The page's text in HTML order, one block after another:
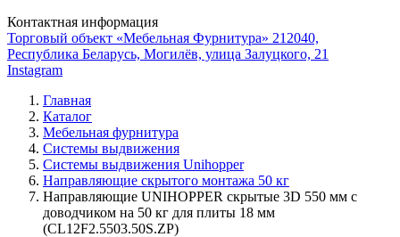
Контактная информация
Торговый объект «Мебельная Фурнитура» 212040,
Республика Беларусь, Могилёв, улица Залуцкого, 21
Instagram
Главная
Каталог
Мебельная фурнитура
Системы выдвижения
Системы выдвижения Unihopper
Направляющие скрытого монтажа 50 кг
Направляющие UNIHOPPER скрытые 3D 550 мм с
доводчиком на 50 кг для плиты 18 мм
(CL12F2.5503.50S.ZP)